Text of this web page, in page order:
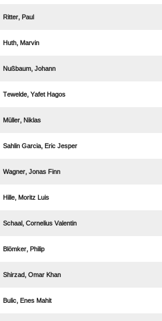
 
 
 
  
 
   
  
  
  
 
  
  